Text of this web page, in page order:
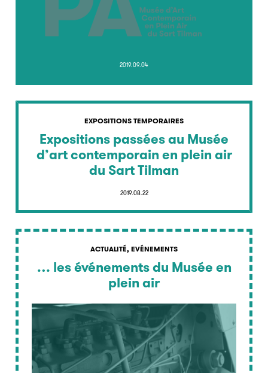
2019.09.04
EXPOSITIONS TEMPORAIRES
Expositions passées au Musée
d’art contemporain en plein air
du Sart Tilman
2019.08.22
ACTUALITÉ, EVÉNEMENTS
… les événements du Musée en
plein air